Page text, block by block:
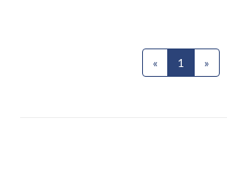
« 1 (current)
»